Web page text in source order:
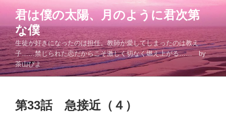
テ
ン
ツ
へ
ス
君は僕の太陽、月のように君次第
な僕
生徒が好きになったのは担任。教師が愛してしまったのは教え
子……禁じられた恋だからこそ激しく切なく燃え上がる…… by
茶山ぴよ
投
稿
第33話 急接近（４）